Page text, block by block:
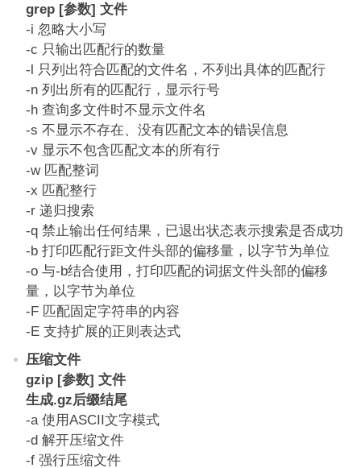
grep [参数] 文件
-i 忽略大小写
-c 只输出匹配行的数量
-l 只列出符合匹配的文件名，不列出具体的匹配行
-n 列出所有的匹配行，显示行号
-h 查询多文件时不显示文件名
-s 不显示不存在、没有匹配文本的错误信息
-v 显示不包含匹配文本的所有行
-w 匹配整词
-x 匹配整行
-r 递归搜索
-q 禁止输出任何结果，已退出状态表示搜索是否成功
-b 打印匹配行距文件头部的偏移量，以字节为单位
-o 与-b结合使用，打印匹配的词据文件头部的偏移
量，以字节为单位
-F 匹配固定字符串的内容
-E 支持扩展的正则表达式
压缩文件
gzip [参数] 文件
生成.gz后缀结尾
-a 使用ASCII文字模式
-d 解开压缩文件
-f 强行压缩文件